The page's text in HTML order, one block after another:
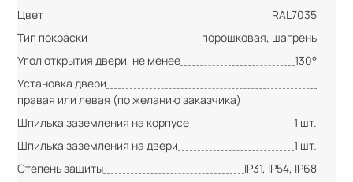
Цвет
RAL7035
Тип покраски
порошковая, шагрень
Угол открытия двери, не менее
130°
Установка двери
правая или левая (по желанию заказчика)
Шпилька заземления на корпусе
1 шт.
Шпилька заземления на двери
1 шт.
Степень защиты
IP31, IP54, IP68